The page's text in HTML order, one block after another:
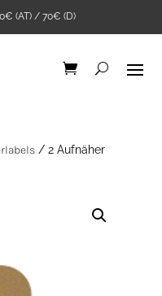
(AT) / 70€ (D)
/ 2 Aufnäher